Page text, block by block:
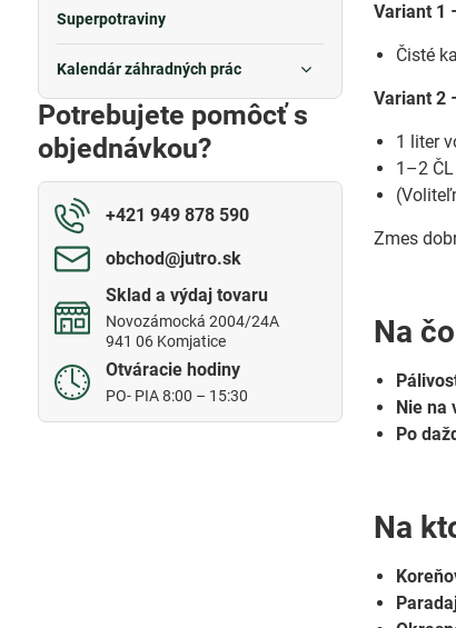
Variant 1
Čisté
Variant 2
1 liter
1–2
Zmes
Na
Nie na
Po
Na
Superpotraviny
Kalendár záhradných prác
Potrebujete pomôcť s
objednávkou?
+421 949 878 590
obchod​@jutro​.sk
Sklad a výdaj tovaru
Novozámocká 2004/24A
941 06 Komjatice
Otváracie hodiny
PO- PIA 8:00 – 15:30